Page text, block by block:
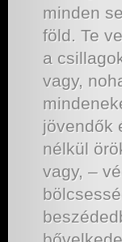
minden
föld. Te
a
vagy,
jövendők
nélkül
vagy, –